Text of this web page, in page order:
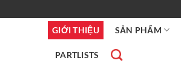
GIỚI THIỆU SẢN PHẨM
PARTLISTS